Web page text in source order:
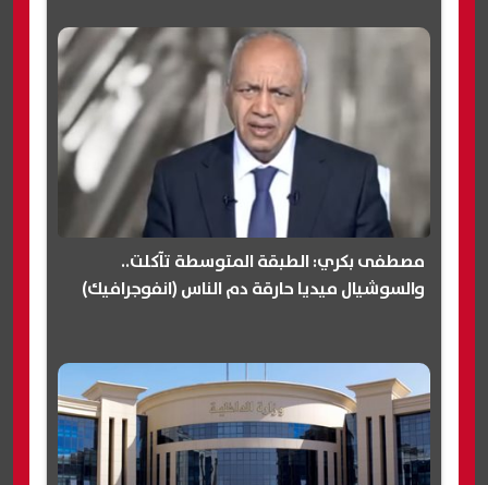
مصطفى بكري: الطبقة المتوسطة تآكلت..
والسوشيال ميديا حارقة دم الناس (انفوجرافيك)